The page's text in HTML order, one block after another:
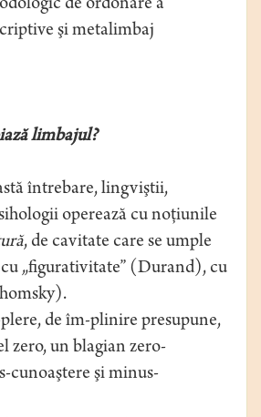
de ordonare a
şi metalimbaj
limbajul?
întrebare, lingviştii,
operează cu noţiunile
, de cavitate care se umple
„figurativitate” (Durand), cu
de îm-plinire presupune,
zero, un blagian zero-
cunoaştere şi minus-